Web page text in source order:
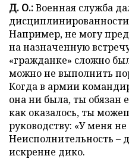
Д. О.:Военная служба
Например, не могу
на назначенную
«гражданке» сложно
можно не выполнить
Когда в армии
она ни была, ты обязан
как оказалось, ты
руководству: «У меня
Неисполнительность –
искренне дико.